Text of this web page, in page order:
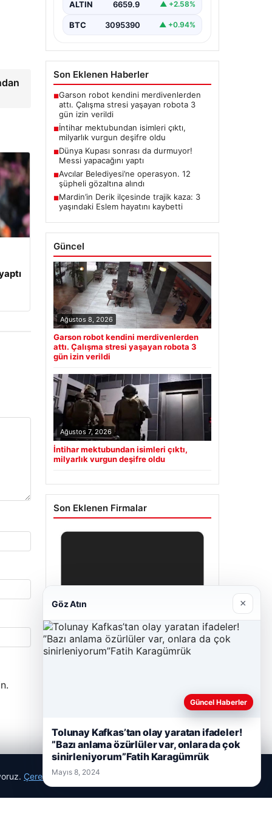
ALTIN 6659.9 ▲ +2.58%
BTC 3095390 ▲ +0.94%
Son Eklenen Haberler
■Garson robot kendini merdivenlerden
attı. Çalışma stresi yaşayan robota 3
gün izin verildi
■İntihar mektubundan isimleri çıktı,
milyarlık vurgun deşifre oldu
■Dünya Kupası sonrası da durmuyor!
Messi yapacağını yaptı
■Avcılar Belediyesi’ne operasyon. 12
şüpheli gözaltına alındı
■Mardin’in Derik ilçesinde trajik kaza: 3
yaşındaki Eslem hayatını kaybetti
Güncel
Ağustos 8, 2026
Garson robot kendini merdivenlerden
attı. Çalışma stresi yaşayan robota 3
gün izin verildi
Ağustos 7, 2026
İntihar mektubundan isimleri çıktı,
milyarlık vurgun deşifre oldu
Son Eklenen Firmalar
Çerez Politikamız
Göz Atın ×
Güncel Haberler
Tolunay Kafkas’tan olay yaratan ifadeler!
”Bazı anlama özürlüler var, onlara da çok
sinirleniyorum”Fatih Karagümrük
Mayıs 8, 2024